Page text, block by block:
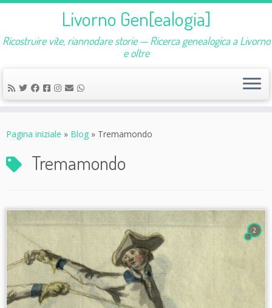
Livorno Gen[ealogia]
Ricostruire vite, riannodare storie — Ricerca genealogica a Livorno
e oltre
Pagina iniziale » Blog » Tremamondo
Tremamondo
2